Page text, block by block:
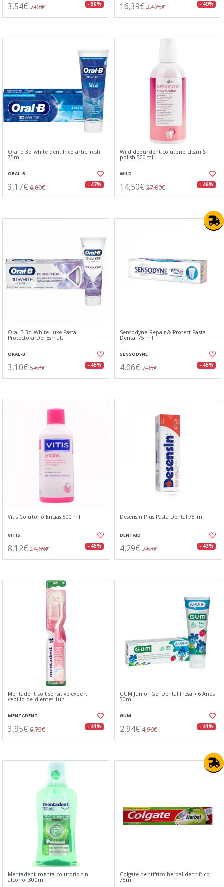
3,54€ 7,08€ - 50% 16,39€ 32,25€ - 49%
Oral b 3d white dentifrico artic fresh
75ml
ORAL-B
3,17€ 6,00€ - 47%
Wild depurdent colutorio clean &
polish 500ml
WILD
14,50€ 27,00€ - 46%
Oral B 3d White Luxe Pasta
Protectora Del Esmalt
ORAL-B
3,10€ 5,64€ - 45%
Sensodyne Repair & Protect Pasta
Dental 75 ml
SENSODYNE
4,06€ 7,35€ - 45%
Vitis Colutorio Encias 500 ml
VITIS
8,12€ 14,69€ - 45%
Desensin Plus Pasta Dental 75 ml
DENTAID
4,29€ 7,53€ - 43%
Mentadent soft sensitive expert
cepillo de dientes 1un
MENTADENT
3,95€ 6,75€ - 41%
GUM Junior Gel Dental Fresa +6 Años
50ml
GUM
2,94€ 4,96€ - 41%
Mentadent menta colutorio sin
alcohol 300ml
Colgate dentifrico herbal dentifrico
75ml